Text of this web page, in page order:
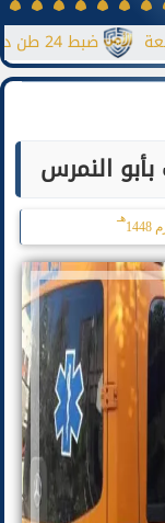
ضبط 24 طن دقيق مدعم قبل بيعها بالسوق السوداء
النمرس
هـ